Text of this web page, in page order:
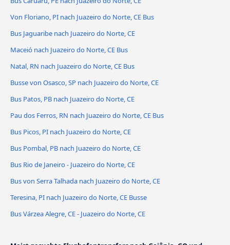
Von Floriano, PI nach Juazeiro do Norte, CE Bus
Bus Jaguaribe nach Juazeiro do Norte, CE
Maceió nach Juazeiro do Norte, CE Bus
Natal, RN nach Juazeiro do Norte, CE Bus
Busse von Osasco, SP nach Juazeiro do Norte, CE
Bus Patos, PB nach Juazeiro do Norte, CE
Pau dos Ferros, RN nach Juazeiro do Norte, CE Bus
Bus Picos, PI nach Juazeiro do Norte, CE
Bus Pombal, PB nach Juazeiro do Norte, CE
Bus Rio de Janeiro - Juazeiro do Norte, CE
Bus von Serra Talhada nach Juazeiro do Norte, CE
Teresina, PI nach Juazeiro do Norte, CE Busse
Bus Várzea Alegre, CE - Juazeiro do Norte, CE